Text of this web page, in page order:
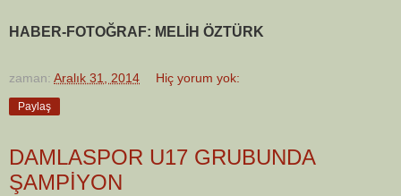
HABER-FOTOĞRAF: MELİH ÖZTÜRK
zaman: Aralık 31, 2014 Hiç yorum yok:
Paylaş
DAMLASPOR U17 GRUBUNDA
ŞAMPİYON